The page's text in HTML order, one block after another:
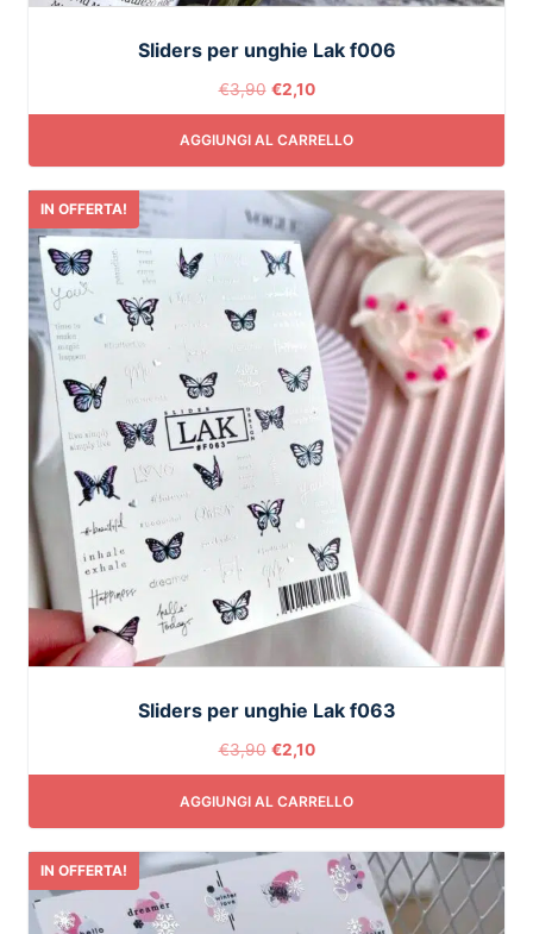
Sliders per unghie Lak f006
€3,90 €2,10
AGGIUNGI AL CARRELLO
IN OFFERTA!
Sliders per unghie Lak f063
€3,90 €2,10
AGGIUNGI AL CARRELLO
IN OFFERTA!